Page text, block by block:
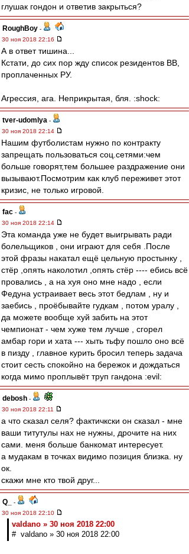
глушак гондон и ответив закрыться?
RoughBoy -
30 ноя 2018 22:16
А в ответ тишина...
Кстати, до сих пор жду список резидентов ВВ,
проплаченных РУ.
Агрессия, ага. Неприкрытая, бля. :shock:
tver-udomlya -
30 ноя 2018 22:14
Нашим футболистам нужно по контракту
запрещать пользоваться соц.сетями:чем
больше говорят,тем большее раздражение они
вызывают.Посмотрим как клуб переживет этот
кризис, не только игровой.
fac -
30 ноя 2018 22:14
Эта команда уже не будет выигрывать ради
болельщиков , они играют для себя .После
этой фразы накатал ещё цельную простынку ,
стёр ,опять наколотил ,опять стёр ---- ебись всё
провались , а на хуя оно мне надо , если
Федуна устраивает весь этот бедлам , ну и
заебись , проёбывайте гудкам , потом уралу ,
да можете вообще хуй забить на этот
чемпионат - чем хуже тем лучше , сгорел
амбар гори и хата --- хыть тьфу пошло оно всё
в пизду , главное курить бросил теперь задача
стоит сесть спокойно на бережок и дождаться
когда мимо проплывёт труп гандона :evil:
debosh -
30 ноя 2018 22:11
а что сказал селя? фактичкски он сказал - мне
ваши титутулы нах не нужны, дрочите на них
сами. меня больше банкомат интересует.
а мудакам в точках видимо позиция близка. ну
ок.
скажи мне кто твой друг...
Q_
-
30 ноя 2018 22:10
valdano » 30 ноя 2018 22:00
# valdano » 30 ноя 2018 22:00